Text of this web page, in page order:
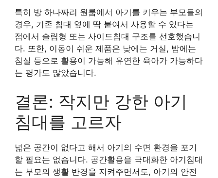
특히 방 하나짜리 원룸에서 아기를 키우는 부모들의
경우, 기존 침대 옆에 딱 붙여서 사용할 수 있다는
점에서 슬림형 또는 사이드침대 구조를 선호했습니
다. 또한, 이동이 쉬운 제품은 낮에는 거실, 밤에는
침실 등으로 활용이 가능해 유연한 육아가 가능하다
는 평가도 많았습니다.
결론: 작지만 강한 아기
침대를 고르자
넓은 공간이 없다고 해서 아기의 수면 환경을 포기
할 필요는 없습니다. 공간활용을 극대화한 아기침대
는 부모의 생활 반경을 지켜주면서도, 아기의 안전